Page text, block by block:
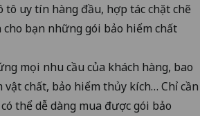
tô uy tín hàng đầu, hợp tác chặt chẽ
bạn những gói bảo hiểm chất
mọi nhu cầu của khách hàng, bao
vật chất, bảo hiểm thủy kích… Chỉ cần
thể dễ dàng mua được gói bảo